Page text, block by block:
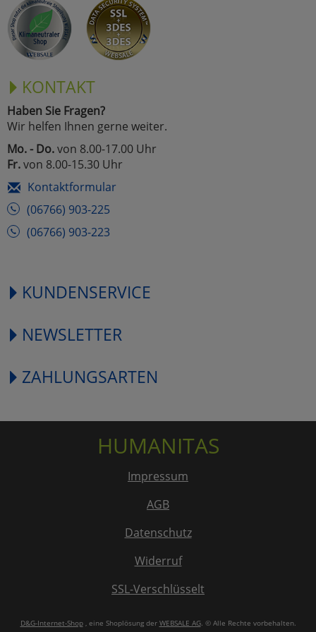
KONTAKT
Haben Sie Fragen?
Wir helfen Ihnen gerne weiter.
Mo. - Do.von 8.00-17.00 Uhr
Fr.von 8.00-15.30 Uhr
Kontaktformular
(06766) 903-225
(06766) 903-223
KUNDENSERVICE
NEWSLETTER
ZAHLUNGSARTEN
HUMANITAS
Impressum
AGB
Datenschutz
Widerruf
SSL-Verschlüsselt
D&G-Internet-Shop, eine Shoplösung der WEBSALE AG. © Alle Rechte vorbehalten.
Marketing
Alle Akzeptieren
Cookies
Einstellungen speichern